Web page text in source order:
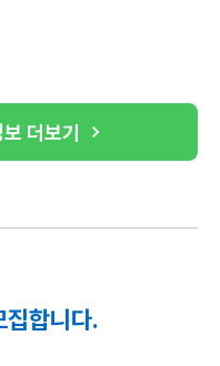
더보기
합니다.